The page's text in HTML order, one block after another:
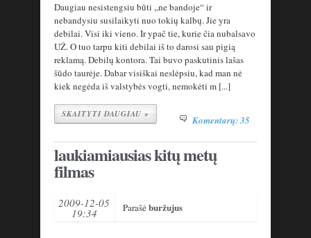
Daugiau nesistengsiu būti „ne bandoje“ ir
nebandysiu susilaikyti nuo tokių kalbų. Jie yra
debilai. Visi iki vieno. Ir ypač tie, kurie čia nubalsavo
UŽ. O tuo tarpu kiti debilai iš to darosi sau pigią
reklamą. Debilų kontora. Tai buvo paskutinis lašas
šūdo taurėje. Dabar visiškai neslėpsiu, kad man nė
kiek negėda iš valstybės vogti, nemokėti m [...]
SKAITYTI DAUGIAU » Komentarų: 35
laukiamiausias kitų metų
filmas
2009-12-05
19:34 Parašėburžujus